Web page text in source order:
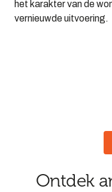
het karakter van de
vernieuwde uitvoering.
Ontdek